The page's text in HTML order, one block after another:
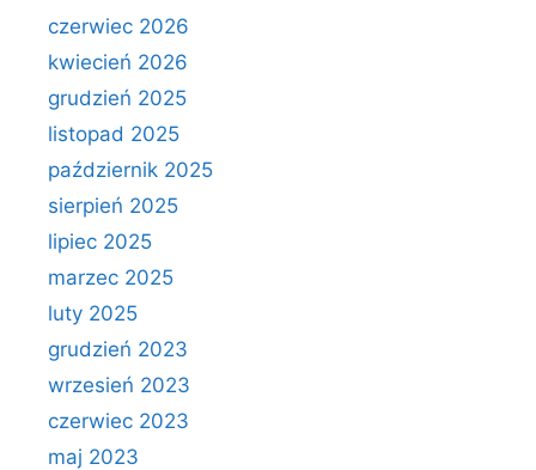
czerwiec 2026
kwiecień 2026
grudzień 2025
listopad 2025
październik 2025
sierpień 2025
lipiec 2025
marzec 2025
luty 2025
grudzień 2023
wrzesień 2023
czerwiec 2023
maj 2023